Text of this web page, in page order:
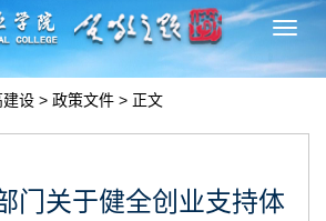
切
换
建设 > 政策文件 > 正文
门关于健全创业支持体